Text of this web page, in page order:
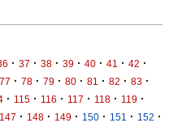
· 37 · 38 · 39 · 40 · 41 · 42 ·
77 · 78 · 79 · 80 · 81 · 82 · 83 ·
· 115 · 116 · 117 · 118 · 119 ·
147 · 148 · 149 · 150 · 151 · 152 ·